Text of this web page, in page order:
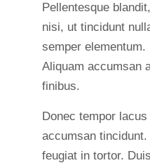
Pellentesque
nisi, ut tincidunt
semper
Aliquam accumsan
finibus.
Donec tempor
accumsan
feugiat in tortor.